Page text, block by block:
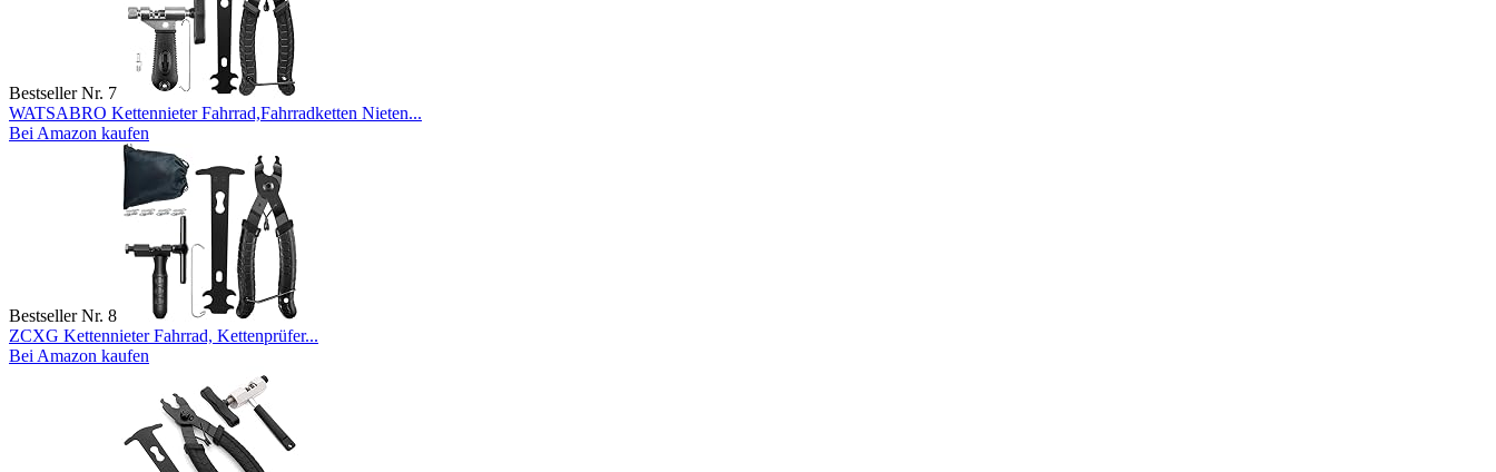
Bestseller Nr. 7
WATSABRO Kettennieter Fahrrad,Fahrradketten Nieten...
Bei Amazon kaufen
Bestseller Nr. 8
ZCXG Kettennieter Fahrrad, Kettenprüfer...
Bei Amazon kaufen